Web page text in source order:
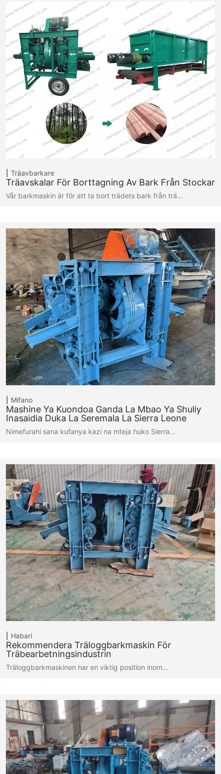
Träavbarkare
Träavskalar För Borttagning Av Bark Från Stockar
Vår barkmaskin är för att ta bort trädets bark från trä…
Mifano
Mashine Ya Kuondoa Ganda La Mbao Ya Shuliy
Inasaidia Duka La Seremala La Sierra Leone
Nimefurahi sana kufanya kazi na mteja huko Sierra…
Habari
Rekommendera Träloggbarkmaskin För
Träbearbetningsindustrin
Träloggbarkmaskinen har en viktig position inom…